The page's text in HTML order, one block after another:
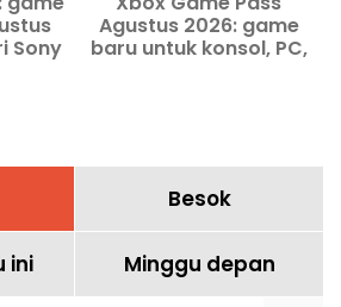
Sony
Agustus 2026: game
baru untuk konsol, PC,
Besok
ini Minggu depan